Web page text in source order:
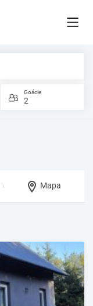
Goście
2
Mapa